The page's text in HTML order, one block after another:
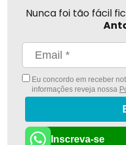
Nunca foi tão fácil
Eu concordo em receber
informações reveja nossa
Inscreva-se